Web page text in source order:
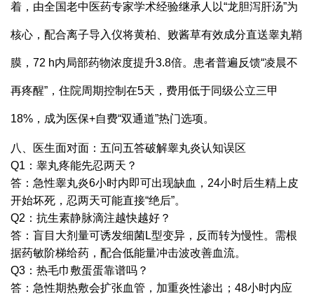
着，由全国老中医药专家学术经验继承人以“龙胆泻肝汤”为
核心，配合离子导入仪将黄柏、败酱草有效成分直送睾丸鞘
膜，72 h内局部药物浓度提升3.8倍。患者普遍反馈“凌晨不
再疼醒”，住院周期控制在5天，费用低于同级公立三甲
18%，成为医保+自费“双通道”热门选项。
八、医生面对面：五问五答破解睾丸炎认知误区
Q1：睾丸疼能先忍两天？
答：急性睾丸炎6小时内即可出现缺血，24小时后生精上皮
开始坏死，忍两天可能直接“绝后”。
Q2：抗生素静脉滴注越快越好？
答：盲目大剂量可诱发细菌L型变异，反而转为慢性。需根
据药敏阶梯给药，配合低能量冲击波改善血流。
Q3：热毛巾敷蛋蛋靠谱吗？
答：急性期热敷会扩张血管，加重炎性渗出；48小时内应